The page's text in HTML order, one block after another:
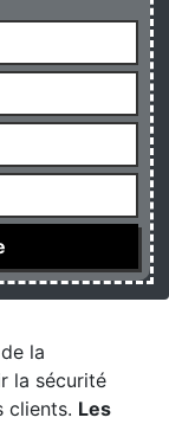
la
la sécurité
clients. Les